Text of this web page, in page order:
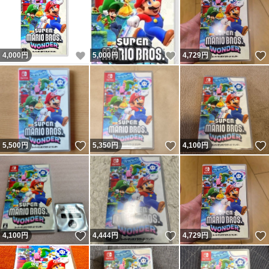
4,000円 いいね！
5,000円 いいね！
4,729円
5,500円 いいね！
5,350円 いいね！
4,100円
4,100円 いいね！
4,444円 いいね！
4,729円